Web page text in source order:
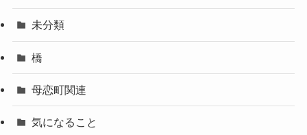
未分類
橋
母恋町関連
気になること